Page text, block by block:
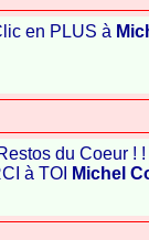
en PLUS à
du Coeur ! !
à TOI
Michel